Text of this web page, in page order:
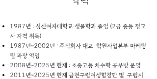
1987년 : 성신여자대학교 생물학과 졸업 (2급 중등 정교
사 자격 취득)
1987년~2002년 : 주식회사 대교 학원사업본부 마케팅
팀 과장 역임
2008년~2025년 현재 : 초중고등 차수학 공부방 운영
2011년~2025년 현재 금천구립여성합창단 및 구립시